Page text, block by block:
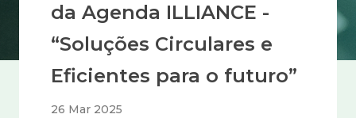
da Agenda ILLIANCE -
“Soluções Circulares e
Eficientes para o futuro”
26 Mar 2025